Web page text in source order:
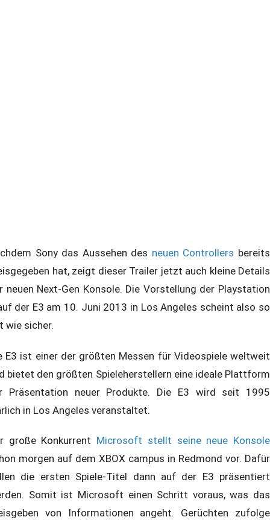
Sony das Aussehen des neuen Controllers bereits
hat, zeigt dieser Trailer jetzt auch kleine Details
neuen Next-Gen Konsole. Die Vorstellung der Playstation
der E3 am 10. Juni 2013 in Los Angeles scheint also so
wie sicher.
E3 ist einer der größten Messen für Videospiele weltweit
bietet den größten Spieleherstellern eine ideale Plattform
Präsentation neuer Produkte. Die E3 wird seit 1995
in Los Angeles veranstaltet.
große Konkurrent Microsoft stellt seine neue Konsole
morgen auf dem XBOX campus in Redmond vor. Dafür
die ersten Spiele-Titel dann auf der E3 präsentiert
Somit ist Microsoft einen Schritt voraus, was das
von Informationen angeht. Gerüchten zufolge